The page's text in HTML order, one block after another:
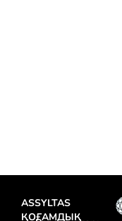
ASSYLTAS
ҚОҒАМДЫҚ